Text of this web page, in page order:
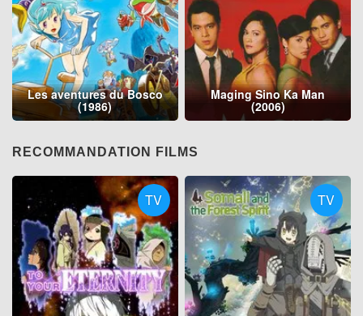
Les aventures du Bosco
(1986)
Maging Sino Ka Man
(2006)
RECOMMANDATION FILMS
TV TV